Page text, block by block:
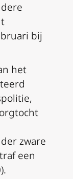
bij
het
zware
een